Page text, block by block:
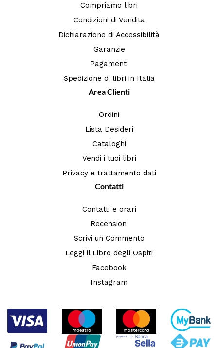
Compriamo libri
Condizioni di Vendita
Dichiarazione di Accessibilità
Garanzie
Pagamenti
Spedizione di libri in Italia
Area Clienti
Ordini
Lista Desideri
Cataloghi
Vendi i tuoi libri
Privacy e trattamento dati
Contatti
Contatti e orari
Recensioni
Scrivi un Commento
Leggi il Libro degli Ospiti
Facebook
Instagram